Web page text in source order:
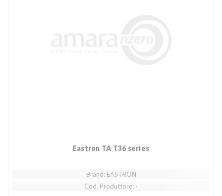
Eastron TA T36 series
Brand: EASTRON
Cod. Produttore: -